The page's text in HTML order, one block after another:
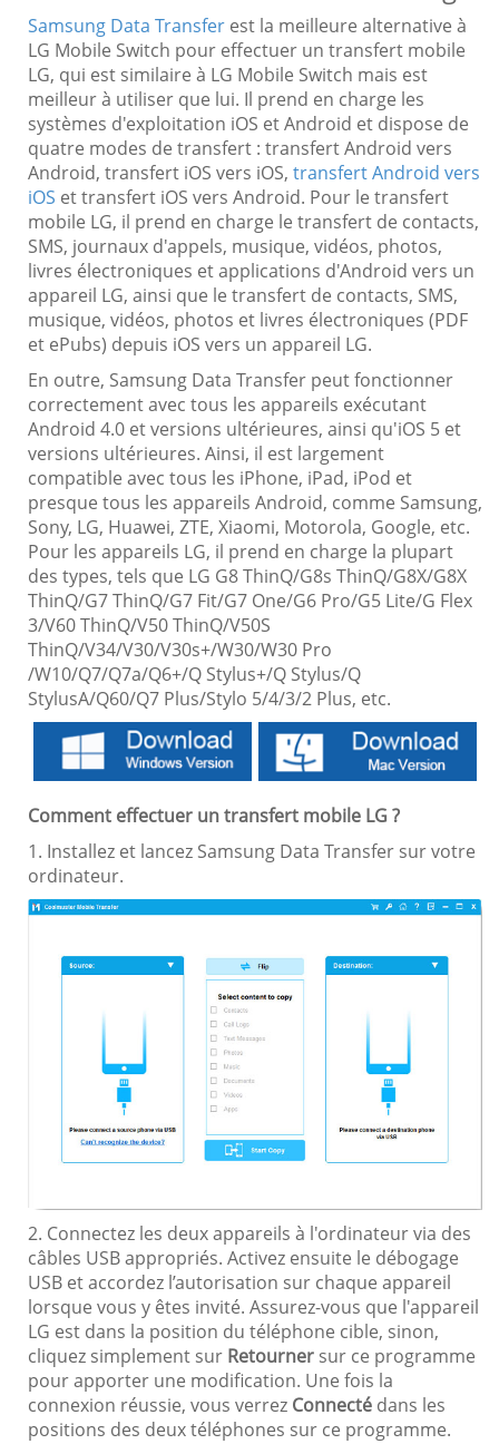
Samsung Data Transfer est la meilleure alternative à
LG Mobile Switch pour effectuer un transfert mobile
LG, qui est similaire à LG Mobile Switch mais est
meilleur à utiliser que lui. Il prend en charge les
systèmes d'exploitation iOS et Android et dispose de
quatre modes de transfert : transfert Android vers
Android, transfert iOS vers iOS, transfert Android vers
iOS et transfert iOS vers Android. Pour le transfert
mobile LG, il prend en charge le transfert de contacts,
SMS, journaux d'appels, musique, vidéos, photos,
livres électroniques et applications d'Android vers un
appareil LG, ainsi que le transfert de contacts, SMS,
musique, vidéos, photos et livres électroniques (PDF
et ePubs) depuis iOS vers un appareil LG.
En outre, Samsung Data Transfer peut fonctionner
correctement avec tous les appareils exécutant
Android 4.0 et versions ultérieures, ainsi qu'iOS 5 et
versions ultérieures. Ainsi, il est largement
compatible avec tous les iPhone, iPad, iPod et
presque tous les appareils Android, comme Samsung,
Sony, LG, Huawei, ZTE, Xiaomi, Motorola, Google, etc.
Pour les appareils LG, il prend en charge la plupart
des types, tels que LG G8 ThinQ/G8s ThinQ/G8X/G8X
ThinQ/G7 ThinQ/G7 Fit/G7 One/G6 Pro/G5 Lite/G Flex
3/V60 ThinQ/V50 ThinQ/V50S
ThinQ/V34/V30/V30s+/W30/W30 Pro
/W10/Q7/Q7a/Q6+/Q Stylus+/Q Stylus/Q
StylusA/Q60/Q7 Plus/Stylo 5/4/3/2 Plus, etc.
Comment effectuer un transfert mobile LG ?
1. Installez et lancez Samsung Data Transfer sur votre
ordinateur.
2. Connectez les deux appareils à l'ordinateur via des
câbles USB appropriés. Activez ensuite le débogage
USB et accordez l’autorisation sur chaque appareil
lorsque vous y êtes invité. Assurez-vous que l'appareil
LG est dans la position du téléphone cible, sinon,
cliquez simplement sur Retourner sur ce programme
pour apporter une modification. Une fois la
connexion réussie, vous verrez Connecté dans les
positions des deux téléphones sur ce programme.